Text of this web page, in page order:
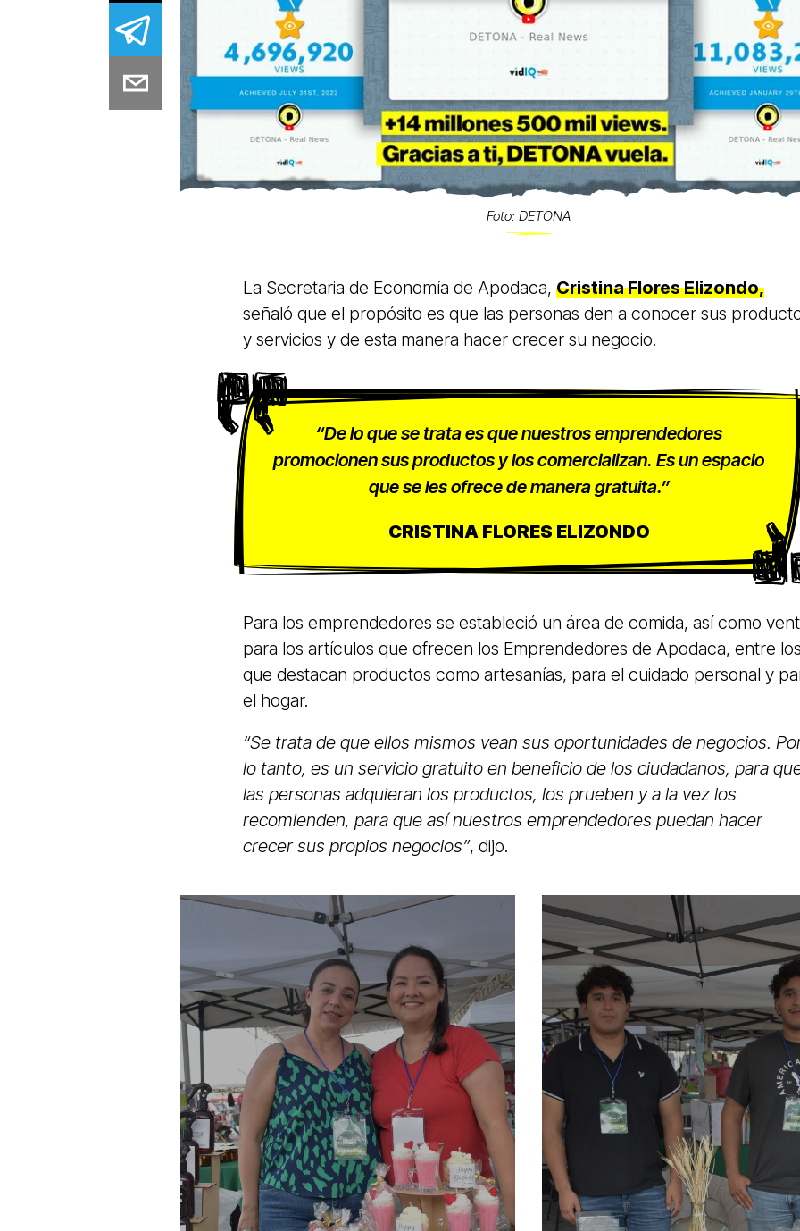
Foto: DETONA
La Secretaria de Economía de Apodaca, Cristina Flores Elizondo,
señaló que el propósito es que las personas den a conocer sus
y servicios y de esta manera hacer crecer su negocio.
“De lo que se trata es que nuestros emprendedores
promocionen sus productos y los comercializan. Es un espacio
que se les ofrece de manera gratuita.”
CRISTINA FLORES ELIZONDO
Para los emprendedores se estableció un área de comida, así como
para los artículos que ofrecen los Emprendedores de Apodaca, entre
que destacan productos como artesanías, para el cuidado personal y
el hogar.
“Se trata de que ellos mismos vean sus oportunidades de negocios.
lo tanto, es un servicio gratuito en beneficio de los ciudadanos, para
las personas adquieran los productos, los prueben y a la vez los
recomienden, para que así nuestros emprendedores puedan hacer
crecer sus propios negocios”, dijo.